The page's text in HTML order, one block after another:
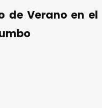
de Verano en el